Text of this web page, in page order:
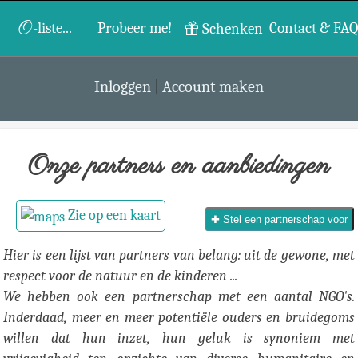
O-liste... Probeer me! Schenken Contact & FAQ
Inloggen Account maken
Onze partners en aanbiedingen
Zie op een kaart ✚ Stel een partnerschap voor
Hier is een lijst van partners van belang: uit de gewone, met
respect voor de natuur en de kinderen ...
We hebben ook een partnerschap met een aantal NGO's.
Inderdaad, meer en meer potentiële ouders en bruidegoms
willen dat hun inzet, hun geluk is synoniem met